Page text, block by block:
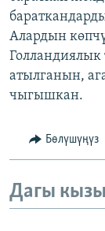
Алардын
Голландиялык
атылганын,
чыгышкан.
Бөлүшүңүз
Дагы